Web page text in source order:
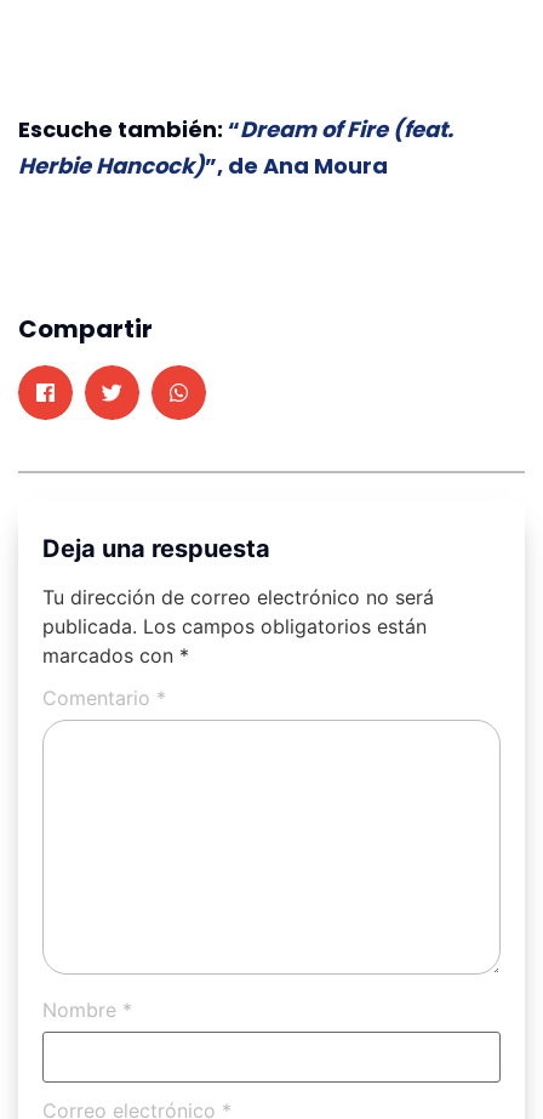
Escuche también: “Dream of Fire (feat.
Herbie Hancock)”, de Ana Moura
Compartir
Deja una respuesta
Tu dirección de correo electrónico no será
publicada. Los campos obligatorios están
marcados con *
Comentario *
Nombre *
Correo electrónico *